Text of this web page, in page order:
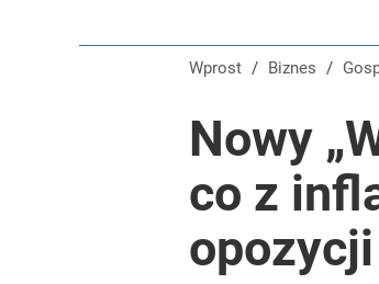
Wprost / Biznes /
Nowy
co z
opozycji